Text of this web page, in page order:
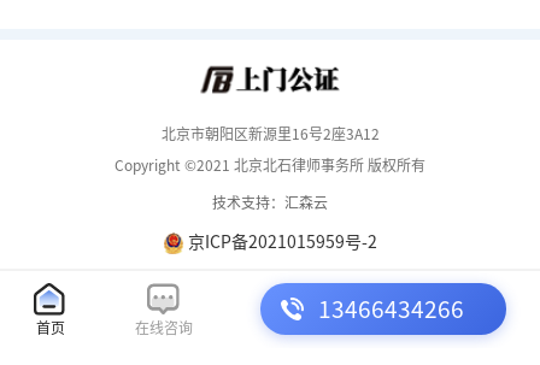
费。我们在办理继承公证的时候，需
首页 在线咨询
13466434266
北京市朝阳区新源里16号2座3A12
Copyright ©2021 北京北石律师事务所 版权所有
技术支持：汇森云
京ICP备2021015959号-2